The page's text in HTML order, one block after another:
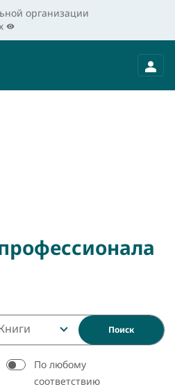
организации
Поиск
По любому
соответствию